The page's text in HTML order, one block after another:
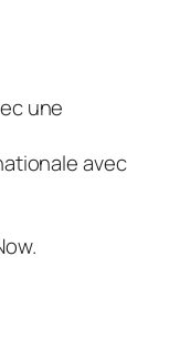
une
avec